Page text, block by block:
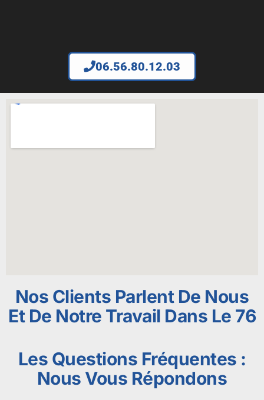
06.56.80.12.03
Nos Clients Parlent De Nous
Et De Notre Travail Dans Le 76
Les Questions Fréquentes :
Nous Vous Répondons